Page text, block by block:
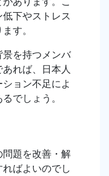
下やストレス
す。
景を持つメンバ
れば、日本人
ョン不足によ
でしょう。
問題を改善・解
ばよいのでし